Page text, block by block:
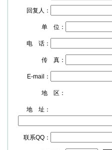
回复人：
单 位：
电 话：
传 真：
E-mail：
地 区：
地 址：
联系QQ：